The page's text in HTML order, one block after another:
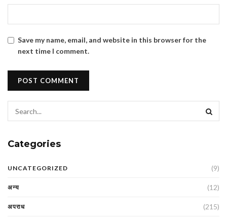
Save my name, email, and website in this browser for the
next time I comment.
Categories
UNCATEGORIZED (9)
अन्य (12)
अपराध (215)